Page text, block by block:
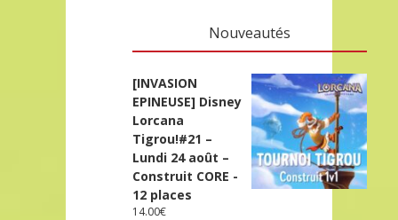
Nouveautés
[INVASION
EPINEUSE] Disney
Lorcana
Tigrou!#21 –
Lundi 24 août –
Construit CORE -
12 places
14.00€